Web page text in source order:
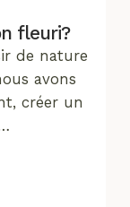
fleuri?
de nature
avons
créer un